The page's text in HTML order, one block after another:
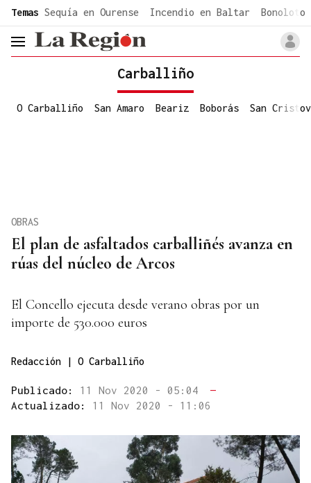
common.go-to-content
Temas Sequía en Ourense Incendio en Baltar Bonoloto
header.menu.open
Carballiño
O Carballiño San Amaro Beariz Boborás San
El plan de asfaltados carballiñés avanza en
rúas del núcleo de Arcos
OBRAS
El Concello ejecuta desde verano obras por un
importe de 530.000 euros
Redacción | O Carballiño
Publicado: 11 Nov 2020 - 05:04
—
Actualizado: 11 Nov 2020 - 11:06